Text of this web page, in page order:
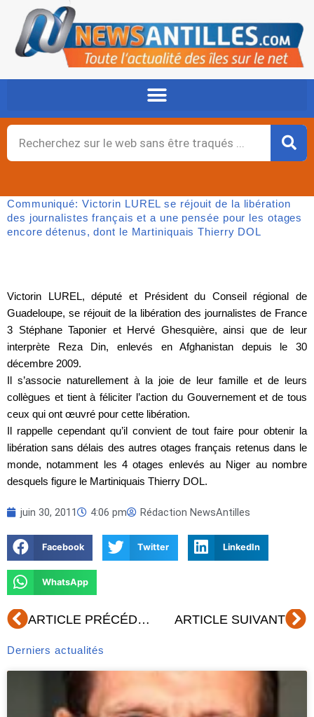
contenu
Rechercher
Communiqué: Victorin LUREL se réjouit de la libération
des journalistes français et a une pensée pour les otages
encore détenus, dont le Martiniquais Thierry DOL
Victorin LUREL, député et Président du Conseil régional de
Guadeloupe, se réjouit de la libération des journalistes de France
3 Stéphane Taponier et Hervé Ghesquière, ainsi que de leur
interprète Reza Din, enlevés en Afghanistan depuis le 30
décembre 2009.
Il s’associe naturellement à la joie de leur famille et de leurs
collègues et tient à féliciter l’action du Gouvernement et de tous
ceux qui ont œuvré pour cette libération.
Il rappelle cependant qu’il convient de tout faire pour obtenir la
libération sans délais des autres otages français retenus dans le
monde, notamment les 4 otages enlevés au Niger au nombre
desquels figure le Martiniquais Thierry DOL.
juin 30, 2011 4:06 pm Rédaction NewsAntilles
Facebook Twitter LinkedIn
WhatsApp
Précédent ARTICLE PRÉCÉDENT ARTICLE SUIVANT
Derniers actualités